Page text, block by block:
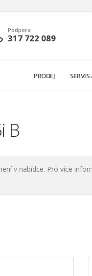
Podpora
317 722 089
PRODEJ
B
v nabídce. Pro více